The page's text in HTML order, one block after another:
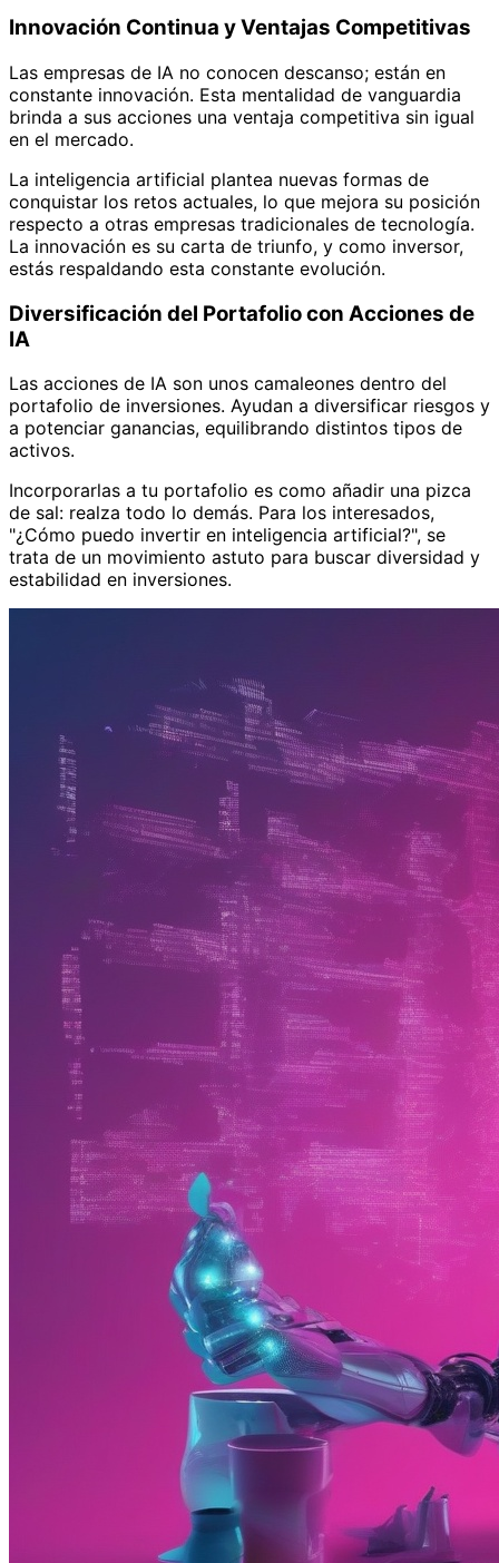
Innovación Continua y Ventajas Competitivas
Las empresas de IA no conocen descanso; están en
constante innovación. Esta mentalidad de vanguardia
brinda a sus acciones una ventaja competitiva sin igual
en el mercado.
La inteligencia artificial plantea nuevas formas de
conquistar los retos actuales, lo que mejora su posición
respecto a otras empresas tradicionales de tecnología.
La innovación es su carta de triunfo, y como inversor,
estás respaldando esta constante evolución.
Diversificación del Portafolio con Acciones de
IA
Las acciones de IA son unos camaleones dentro del
portafolio de inversiones. Ayudan a diversificar riesgos y
a potenciar ganancias, equilibrando distintos tipos de
activos.
Incorporarlas a tu portafolio es como añadir una pizca
de sal: realza todo lo demás. Para los interesados,
"¿Cómo puedo invertir en inteligencia artificial?", se
trata de un movimiento astuto para buscar diversidad y
estabilidad en inversiones.